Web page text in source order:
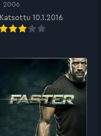
2006
Katsottu 10.1.2016